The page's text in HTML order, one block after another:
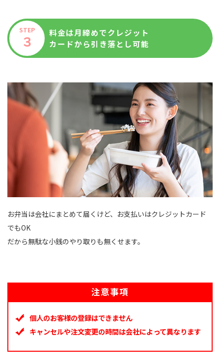
STEP
３
料金は月締めでクレジット
カードから引き落とし可能
お弁当は会社にまとめて届くけど、お支払いはクレジットカード
でもOK
だから無駄な小銭のやり取りも無くせます。
注意事項
個人のお客様の登録はできません
キャンセルや注文変更の時間は会社によって異なります